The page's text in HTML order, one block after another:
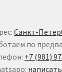
Санкт-
по
+7 (981)
написать